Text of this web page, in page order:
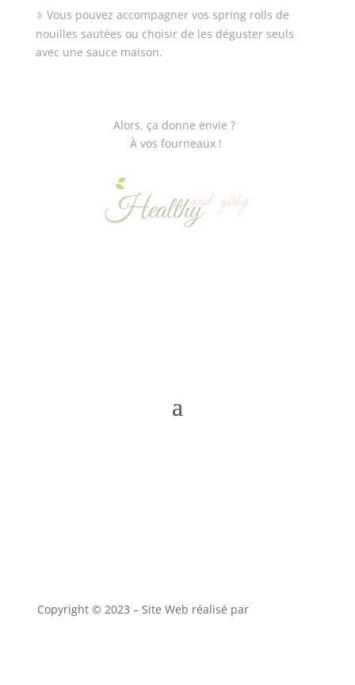
❥ Vous pouvez accompagner vos spring rolls de
nouilles sautées ou choisir de les déguster seuls
avec une sauce maison.
Alors, ça donne envie ?
À vos fourneaux !
Copyright © 2023 – Site Web réalisé par